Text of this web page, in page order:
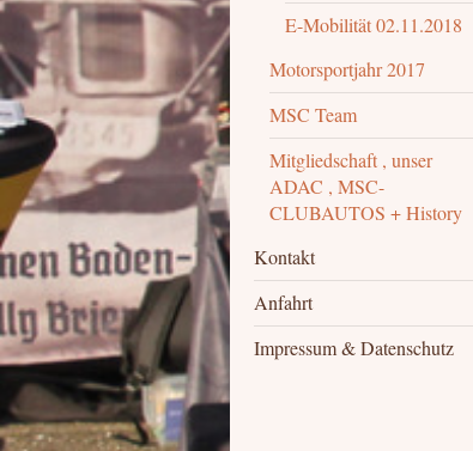
E-Mobilität 02.11.2018
Motorsportjahr 2017
MSC Team
Mitgliedschaft , unser
ADAC , MSC-
CLUBAUTOS + History
Kontakt
Anfahrt
Impressum & Datenschutz